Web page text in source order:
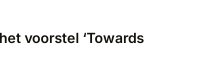
voorstel ‘Towards